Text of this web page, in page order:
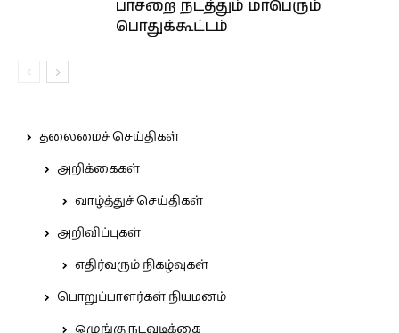
பாசறை நடத்தும் மாபெரும்
பொதுக்கூட்டம்
தலைமைச் செய்திகள்
அறிக்கைகள்
வாழ்த்துச் செய்திகள்
அறிவிப்புகள்
எதிர்வரும் நிகழ்வுகள்
பொறுப்பாளர்கள் நியமனம்